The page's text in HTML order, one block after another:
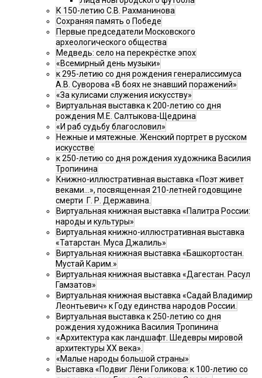
К 150-летию С.В. Рахманинова
Сохраняя память о Победе
Первые председатели Московского
археологического общества
Медведь: село на перекрёстке эпох
«Всемирный день музыки»
к 295-летию со дня рождения генералиссимуса
А.В. Суворова «В боях не знавший поражений»
«За кулисами служения искусству»
Виртуальная выставка к 200-летию со дня
рождения М.Е. Салтыкова-Щедрина
«И раб судьбу благословил»
Нежные и мятежные. Женский портрет в русском
искусстве
к 250-летию со дня рождения художника Василия
Тропинина
Книжно-иллюстративная выставка «Поэт живет
веками…», посвященная 210-летней годовщине
смерти Г. Р. Державина.
Виртуальная книжная выставка «Палитра России:
народы и культуры»
Виртуальная книжно-иллюстративная выставка
«Татарстан. Муса Джалиль»
Виртуальная книжная выставка «Башкортостан.
Мустай Карим.»
Виртуальная книжная выставка «Дагестан. Расул
Гамзатов»
Виртуальная книжная выставка «Садай Владимир
Леонтьевич» к Году единства народов России.
Виртуальная выставка к 250-летию со дня
рождения художника Василия Тропинина
«Архитектура как ландшафт. Шедевры мировой
архитектуры XX века».
«Малые народы большой страны»
Выставка «Подвиг Лёни Голикова: к 100-летию со